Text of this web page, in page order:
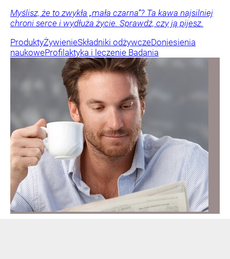
Myślisz, że to zwykła „mała czarna”? Ta kawa najsilniej
chroni serce i wydłuża życie. Sprawdź, czy ją pijesz.
ProduktyŻywienieSkładniki odżywczeDoniesienia
naukoweProfilaktyka i leczenie Badania